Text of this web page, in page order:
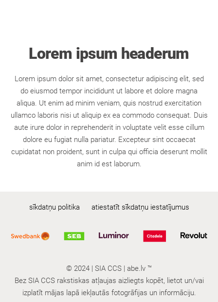
Lorem ipsum headerum
Lorem ipsum dolor sit amet, consectetur adipiscing elit, sed
do eiusmod tempor incididunt ut labore et dolore magna
aliqua. Ut enim ad minim veniam, quis nostrud exercitation
ullamco laboris nisi ut aliquip ex ea commodo consequat. Duis
aute irure dolor in reprehenderit in voluptate velit esse cillum
dolore eu fugiat nulla pariatur. Excepteur sint occaecat
cupidatat non proident, sunt in culpa qui officia deserunt mollit
anim id est laborum.
sīkdatņu politika atiestatīt sīkdatņu iestatījumus
© 2024 | SIA CCS | abe.lv ™
Bez SIA CCS rakstiskas atļaujas aizliegts kopēt, lietot un/vai
izplatīt mājas lapā iekļautās fotogrāfijas un informāciju.